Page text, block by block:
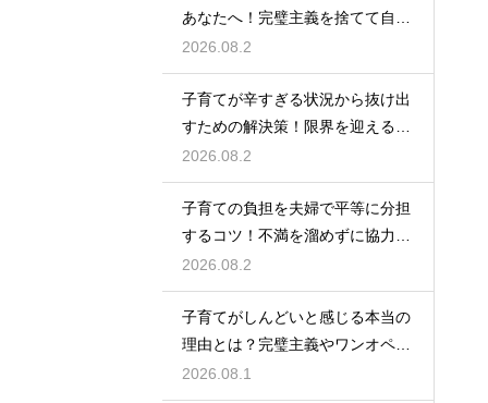
あなたへ！完璧主義を捨てて自分
自身を大切にしながら心に余裕を
取り戻すための方法
2026.08.2
子育てが辛すぎる状況から抜け出
すための解決策！限界を迎える前
に試してほしいストレス解消法と
頼れるサポート
2026.08.2
子育ての負担を夫婦で平等に分担
するコツ！不満を溜めずに協力し
て育児を乗り切るための上手なコ
ミュニケーション
2026.08.2
子育てがしんどいと感じる本当の
理由とは？完璧主義やワンオペの
負担を手放して自分らしく育児を
楽しむためのヒント
2026.08.1